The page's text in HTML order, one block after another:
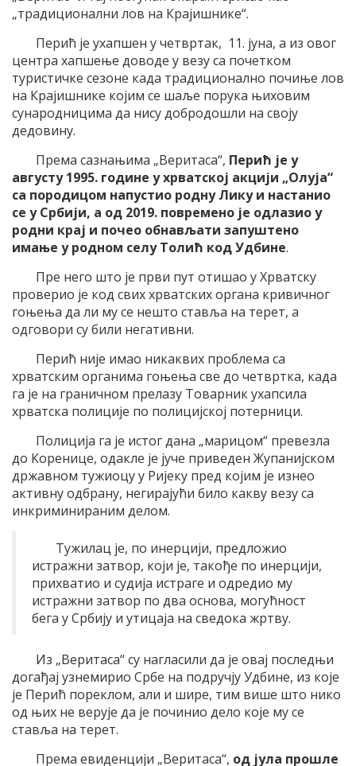
„традиционални лов на Крајишнике“.
Перић је ухапшен у четвртак, 11. јуна, а из овог
центра хапшење доводе у везу са почетком
туристичке сезоне када традиционално почиње лов
на Крајишнике којим се шаље порука њиховим
сународницима да нису добродошли на своју
дедовину.
Према сазнањима „Веритаса“, Перић је у
августу 1995. године у хрватској акцији „Олуја“
са породицом напустио родну Лику и настанио
се у Србији, а од 2019. повремено је одлазио у
родни крај и почео обнављати запуштено
имање у родном селу Толић код Удбине.
Пре него што је први пут отишао у Хрватску
проверио је код свих хрватских органа кривичног
гоњења да ли му се нешто ставља на терет, а
одговори су били негативни.
Перић није имао никаквих проблема са
хрватским органима гоњења све до четвртка, када
га је на граничном прелазу Товарник ухапсила
хрватска полиције по полицијској потерници.
Полиција га је истог дана „марицом“ превезла
до Коренице, одакле је јуче приведен Жупанијском
државном тужиоцу у Ријеку пред којим је изнео
активну одбрану, негирајући било какву везу са
инкриминираним делом.
Тужилац је, по инерцији, предложио
истражни затвор, који је, такође по инерцији,
прихватио и судија истраге и одредио му
истражни затвор по два основа, могућност
бега у Србију и утицаја на сведока жртву.
Из „Веритаса“ су нагласили да је овај последњи
догађај узнемирио Србе на подручју Удбине, из које
је Перић пореклом, али и шире, тим више што нико
од њих не верује да је починио дело које му се
ставља на терет.
Према евиденцији „Веритаса“, од јула прошле